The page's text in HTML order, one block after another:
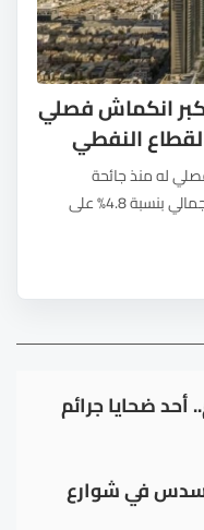
انكماش فصلي
النفطي
له منذ جائحة
كوفيد-19، بعدما تراجع الناتج المحلي الإجمالي بنسبة 4.8% على
أحد ضحايا جرائم
في شوارع